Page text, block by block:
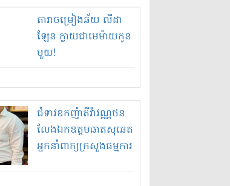
តារាចម្រៀង​ឆ័យ លីដា​
ឡែ​ន ក្លាយជា​មេម៉ាយ​កូន​
មួយ​!
ជំទាវ​ឧកញ៉ា​តី​វ៉ា​វណ្ណ​ថន​
លែង​ឯកឧត្តម​ឆាត​សុ​ឆេ​ត​
អ្នកនាំពាក្យ​ក្រសួង​ធម្មការ​